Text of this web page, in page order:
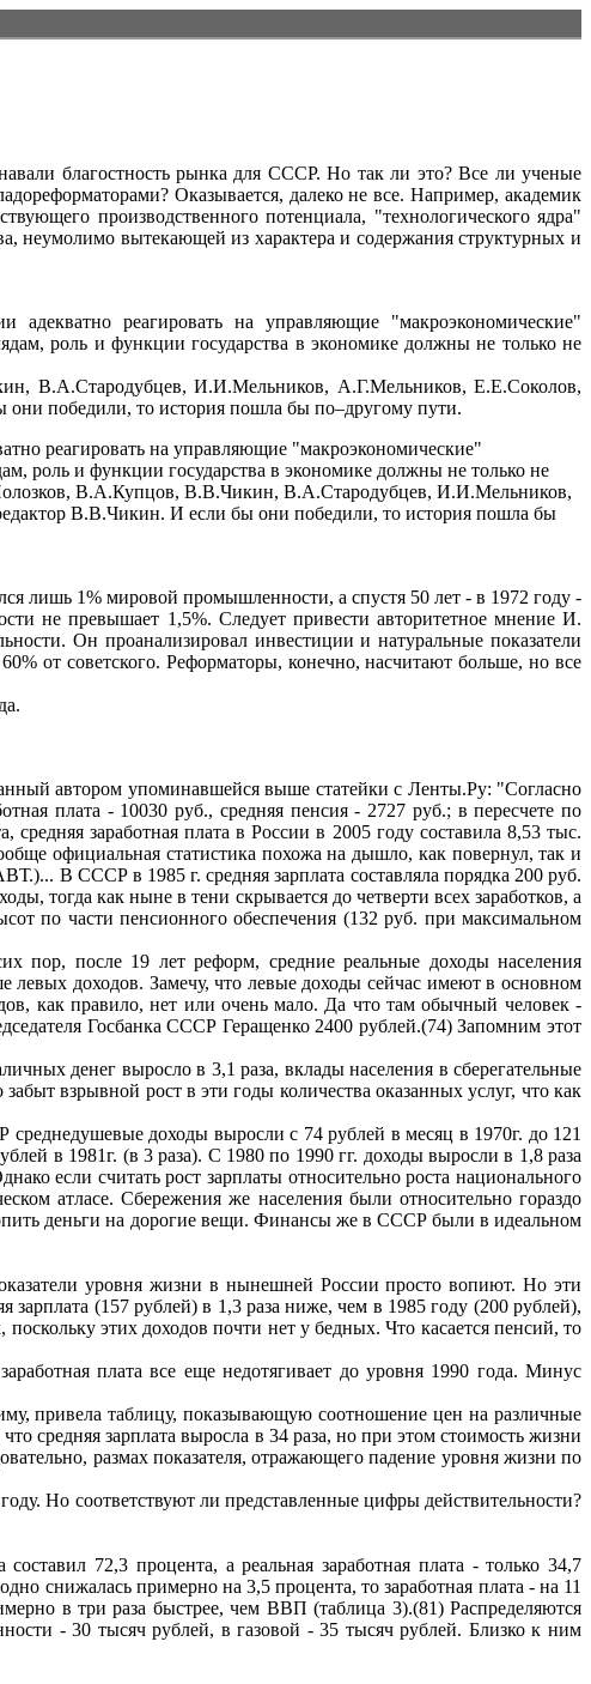
благостность рынка для СССР. Но так ли это? Все ли ученые
Оказывается, далеко не все. Например, академик
производственного потенциала, "технологического ядра"
неумолимо вытекающей из характера и содержания структурных и
адекватно реагировать на управляющие "макроэкономические"
роль и функции государства в экономике должны не только не
В.А.Стародубцев, И.И.Мельников, А.Г.Мельников, Е.Е.Соколов,
они победили, то история пошла бы по–другому пути.
реагировать на управляющие "макроэкономические"
роль и функции государства в экономике должны не только не
В.А.Купцов, В.В.Чикин, В.А.Стародубцев, И.И.Мельников,
В.В.Чикин. И если бы они победили, то история пошла бы
лишь 1% мировой промышленности, а спустя 50 лет - в 1972 году -
не превышает 1,5%. Следует привести авторитетное мнение И.
Он проанализировал инвестиции и натуральные показатели
от советского. Реформаторы, конечно, насчитают больше, но все
автором упоминавшейся выше статейки с Ленты.Ру: "Согласно
плата - 10030 руб., средняя пенсия - 2727 руб.; в пересчете по
заработная плата в России в 2005 году составила 8,53 тыс.
официальная статистика похожа на дышло, как повернул, так и
В СССР в 1985 г. средняя зарплата составляла порядка 200 руб.
тогда как ныне в тени скрывается до четверти всех заработков, а
по части пенсионного обеспечения (132 руб. при максимальном
пор, после 19 лет реформ, средние реальные доходы населения
доходов. Замечу, что левые доходы сейчас имеют в основном
как правило, нет или очень мало. Да что там обычный человек -
Госбанка СССР Геращенко 2400 рублей.(74) Запомним этот
денег выросло в 3,1 раза, вклады населения в сберегательные
взрывной рост в эти годы количества оказанных услуг, что как
доходы выросли с 74 рублей в месяц в 1970г. до 121
в 1981г. (в 3 раза). С 1980 по 1990 гг. доходы выросли в 1,8 раза
если считать рост зарплаты относительно роста национального
атласе. Сбережения же населения были относительно гораздо
деньги на дорогие вещи. Финансы же в СССР были в идеальном
уровня жизни в нынешней России просто вопиют. Но эти
(157 рублей) в 1,3 раза ниже, чем в 1985 году (200 рублей),
этих доходов почти нет у бедных. Что касается пенсий, то
плата все еще недотягивает до уровня 1990 года. Минус
привела таблицу, показывающую соотношение цен на различные
средняя зарплата выросла в 34 раза, но при этом стоимость жизни
размах показателя, отражающего падение уровня жизни по
Но соответствуют ли представленные цифры действительности?
72,3 процента, а реальная заработная плата - только 34,7
снижалась примерно на 3,5 процента, то заработная плата - на 11
в три раза быстрее, чем ВВП (таблица 3).(81) Распределяются
- 30 тысяч рублей, в газовой - 35 тысяч рублей. Близко к ним